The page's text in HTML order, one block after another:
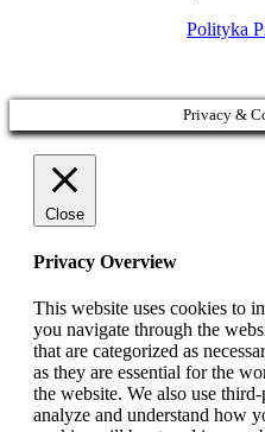
Polityka
Privacy &
Close
Privacy Overview
This website uses cookies to
you navigate through the
that are categorized as
as they are essential for the
the website. We also use
analyze and understand how